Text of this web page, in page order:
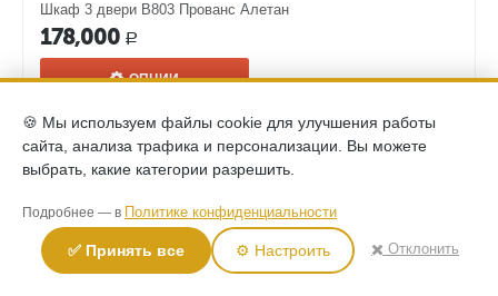
Шкаф 3 двери В803 Прованс Алетан
178,000 Р
ОПЦИИ
🍪 Мы используем файлы cookie для улучшения работы
сайта, анализа трафика и персонализации. Вы можете
выбрать, какие категории разрешить.
Подробнее — в Политике конфиденциальности
✅ Принять все ⚙️ Настроить ✖️ Отклонить